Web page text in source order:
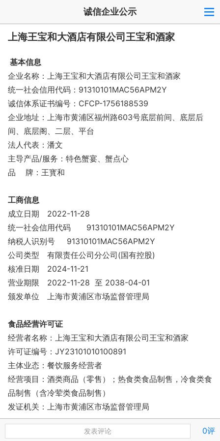
诚信企业公示
上海王宝和大酒店有限公司王宝和酒家
基本信息
企业名称：上海王宝和大酒店有限公司王宝和酒家
统一社会信用代码：91310101MAC56APM2Y
诚信体系证书编号：CFCP-1756188539
企业地址：上海市黄浦区福州路603号底层前间、底层后
间、底层阁、二层、平台
法人代表：潘文
主导产品/服务：特色蟹宴、蟹点心
品 牌：王寳和
工商信息
成立日期
2022-11-28
统一社会信用代码
91310101MAC56APM2Y
纳税人识别号
91310101MAC56APM2Y
公司类型
有限责任公司分公司(国有控股)
核准日期
2024-11-21
营业期限
2022-11-28 至 2038-04-01
颁发单位
上海市黄浦区市场监督管理局
食品经营许可证
经营者名称：上海王宝和大酒店有限公司王宝和酒家
许可证编号：JY23101010100891
主体业态：餐饮服务经营者
经营项目：酒类商品（零售）；热食类食品制售，冷食类食
品制售（含冷荤类食品制售）
发证机关：上海市黄浦区市场监督管理局
发表评论 0评